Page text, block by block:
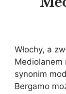
Włochy, a
Mediolanem
synonim
Bergamo